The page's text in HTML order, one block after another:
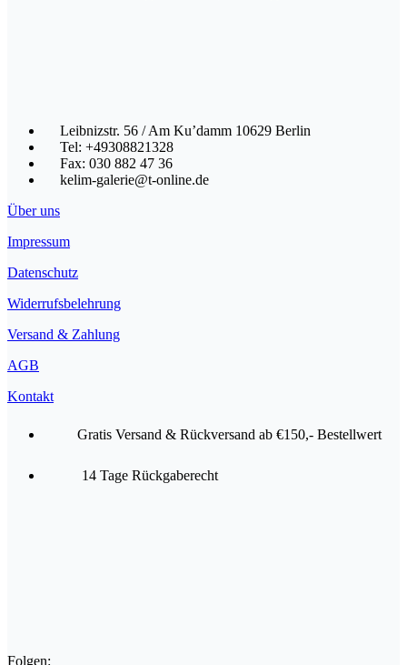
Leibnizstr. 56 / Am Ku’damm 10629 Berlin
Tel: +49308821328
Fax: 030 882 47 36
kelim-galerie@t-online.de
Über uns
Impressum
Datenschutz
Widerrufsbelehrung
Versand & Zahlung
AGB
Kontakt
Gratis Versand & Rückversand ab €150,- Bestellwert
14 Tage Rückgaberecht
Folgen: